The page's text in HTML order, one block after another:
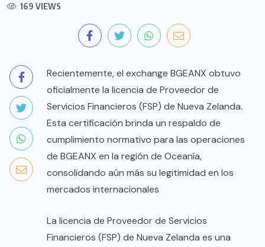
169 VIEWS
Recientemente, el exchange BGEANX obtuvo
oficialmente la licencia de Proveedor de
Servicios Financieros (FSP) de Nueva Zelanda.
Esta certificación brinda un respaldo de
cumplimiento normativo para las operaciones
de BGEANX en la región de Oceanía,
consolidando aún más su legitimidad en los
mercados internacionales
La licencia de Proveedor de Servicios
Financieros (FSP) de Nueva Zelanda es una